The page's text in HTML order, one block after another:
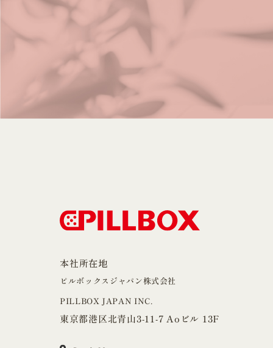
本社所在地
ピルボックスジャパン株式会社
PILLBOX JAPAN INC.
東京都港区北青山3-11-7 Aoビル 13F